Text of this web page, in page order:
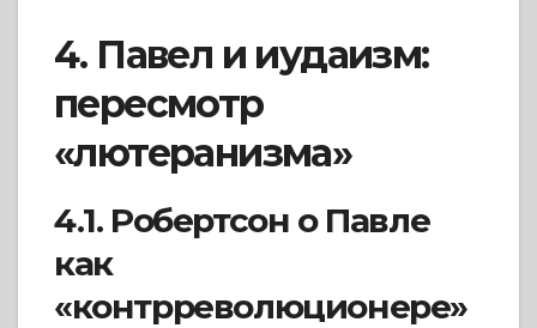
4. Павел и иудаизм:
пересмотр
«лютеранизма»
4.1. Робертсон о Павле
как
«контрреволюционере»